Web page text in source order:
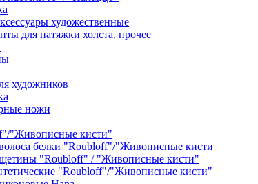
художественные
для натяжки холста, прочее
художников
ножи
"Живописные кисти"
белки "Roubloff"/"Живописные кисти
"Roubloff" / "Живописные кисти"
"Roubloff"/"Живописные кисти"